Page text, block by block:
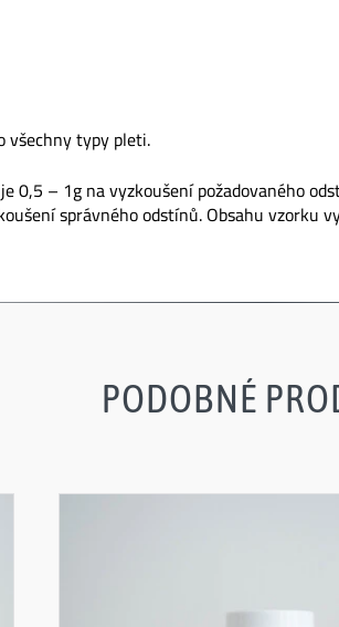
všechny typy pleti.
0,5 – 1g na vyzkoušení požadovaného
správného odstínů. Obsahu vzorku
PODOBNÉ